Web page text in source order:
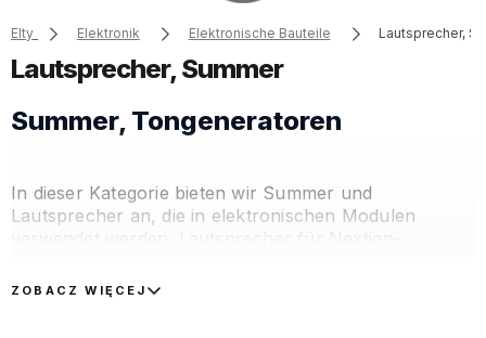
Elty Elektronik Elektronische Bauteile Lautsprecher,
Lautsprecher, Summer
Summer, Tongeneratoren
In dieser Kategorie bieten wir Summer und
Lautsprecher an, die in elektronischen Modulen
verwendet werden. Lautsprecher für Nextion-
– das sind nur einige der angebotenen Produkte.
ZOBACZ WIĘCEJ